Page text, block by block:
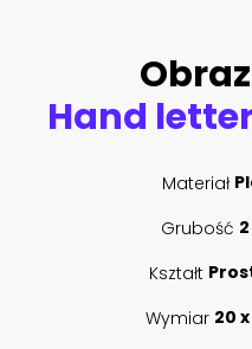
Materiał
Grubość
Kształt
Wymiar 20